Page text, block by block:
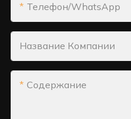
Телефон/WhatsApp
Название Компании
Содержание